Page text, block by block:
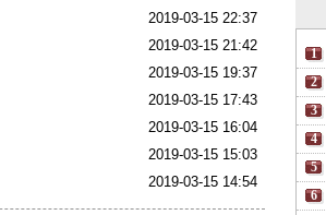
2019-03-15 22:37
2019-03-15 21:42
2019-03-15 19:37
2019-03-15 17:43
2019-03-15 16:04
2019-03-15 15:03
2019-03-15 14:54